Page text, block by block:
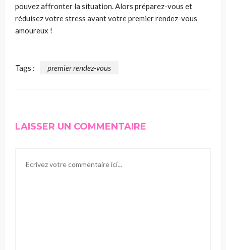
pouvez affronter la situation. Alors préparez-vous et
réduisez votre stress avant votre premier rendez-vous
amoureux !
Tags : premier rendez-vous
LAISSER UN COMMENTAIRE